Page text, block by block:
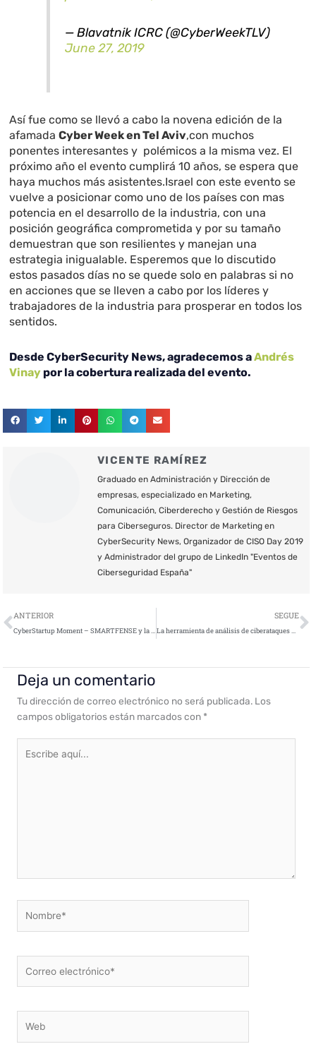
— Blavatnik ICRC (@CyberWeekTLV)
June 27, 2019
Así fue como se llevó a cabo la novena edición de la
afamadaCyber Week en Tel Aviv,con muchos
ponentes interesantes y polémicos a la misma vez. El
próximo año el evento cumplirá 10 años, se espera que
haya muchos más asistentes.Israel con este evento se
vuelve a posicionar como uno de los países con mas
potencia en el desarrollo de la industria, con una
posición geográfica comprometida y por su tamaño
demuestran que son resilientes y manejan una
estrategia inigualable. Esperemos que lo discutido
estos pasados días no se quede solo en palabras si no
en acciones que se lleven a cabo por los líderes y
trabajadores de la industria para prosperar en todos los
sentidos.
Desde CyberSecurity News, agradecemos aAndrés
Vinay por la cobertura realizada del evento.
VICENTE RAMÍREZ
Graduado en Administración y Dirección de
empresas, especializado en Marketing,
Comunicación, Ciberderecho y Gestión de Riesgos
para Ciberseguros. Director de Marketing en
CyberSecurity News, Organizador de CISO Day 2019
y Administrador del grupo de LinkedIn "Eventos de
Ciberseguridad España"
Ant
ANTERIOR
CyberStartup Moment – SMARTFENSE y la capacitación en ciberseguridad para usuarios
SEGUE
La herramienta de análisis de ciberataques pionera para la detección precoz de ciberamenazas en España
Deja un comentario
Tu dirección de correo electrónico no será publicada. Los
campos obligatorios están marcados con *
aquí...
electrónico*